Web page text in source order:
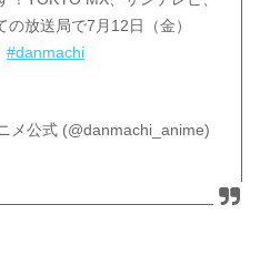
の放送局で7月12日（金）
#danmachi
メ公式 (@danmachi_anime)